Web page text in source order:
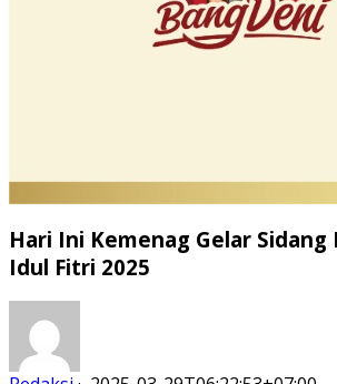
Hari Ini Kemenag Gelar
Idul Fitri 2025